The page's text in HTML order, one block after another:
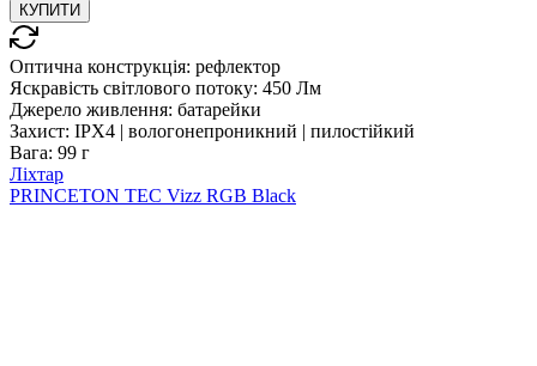
КУПИТИ
Оптична конструкція: рефлектор
Яскравість світлового потоку: 450 Лм
Джерело живлення: батарейки
Захист: IPX4 | вологонепроникний | пилостійкий
Вага: 99 г
Ліхтар
PRINCETON TEC Vizz RGB Black